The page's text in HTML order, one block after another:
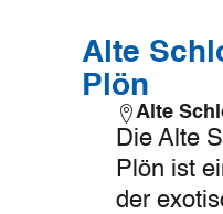
Alte
Plön
Alte
Die Alte
Plön ist
der
Mehr
erfahren